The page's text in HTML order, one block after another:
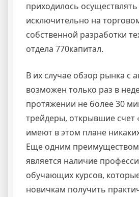
приходилось
исключительно на
собственной разработки
отдела 770капитал.
В их случае обзор рынка с
возможен только раз в
протяжении не более 30
трейдеры, открывшие счет
имеют в этом плане
Еще одним
является наличие
обучающих курсов,
новичкам получить